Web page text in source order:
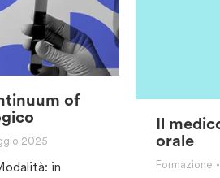
of
2025
in
Il
orale
Formazione